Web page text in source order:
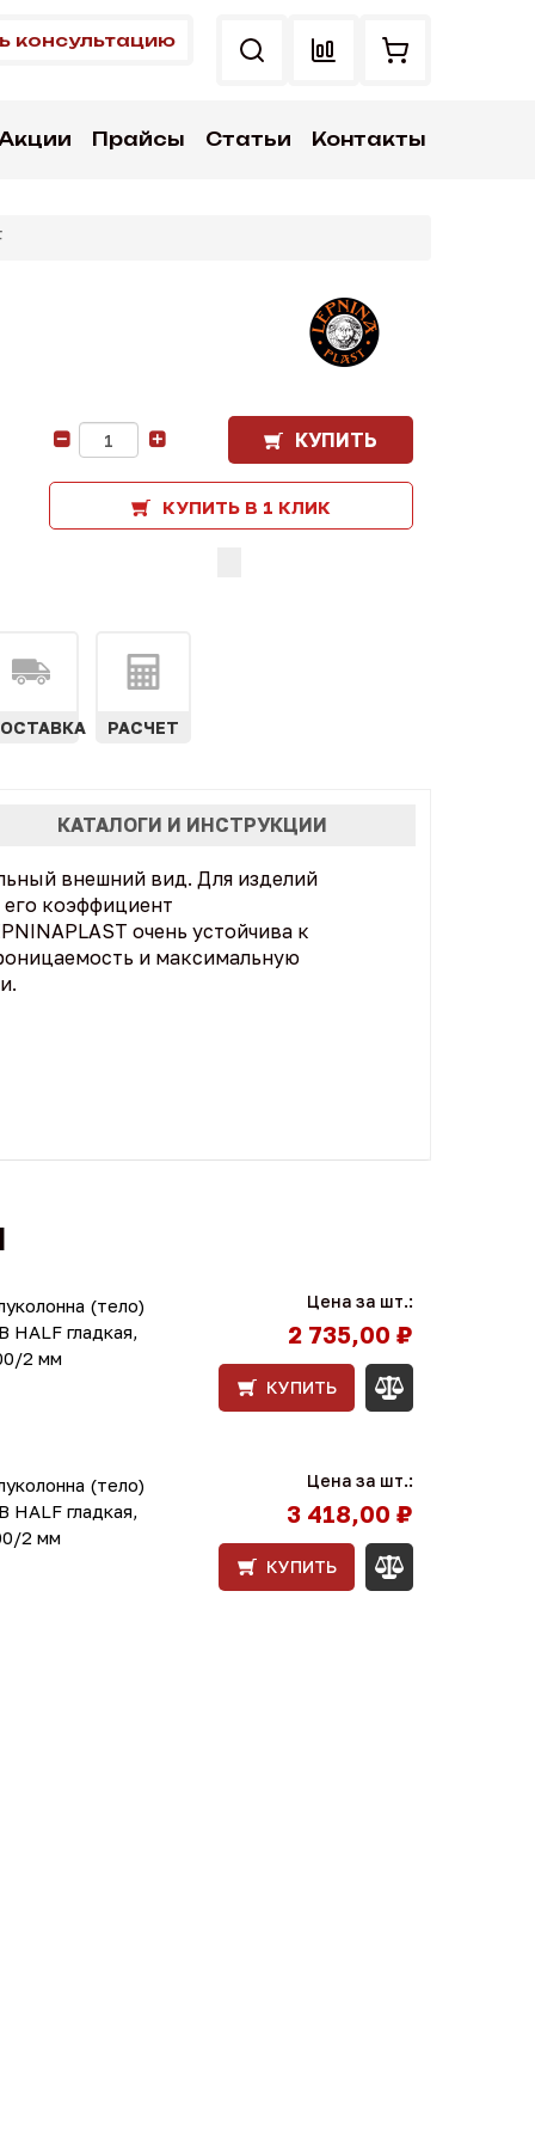
консультацию
Прайсы Статьи Контакты
КУПИТЬ
КУПИТЬ В 1 КЛИК
РАСЧЕТ
КАТАЛОГИ И ИНСТРУКЦИИ
внешний вид. Для изделий
коэффициент
очень устойчива к
и максимальную
(тело)
HALF гладкая,
2 мм
Цена за шт.:
2 735,00 ₽
КУПИТЬ
(тело)
HALF гладкая,
2 мм
Цена за шт.:
3 418,00 ₽
КУПИТЬ